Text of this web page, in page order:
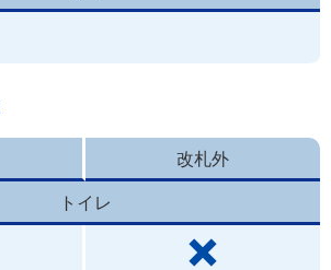
改札外
トイレ